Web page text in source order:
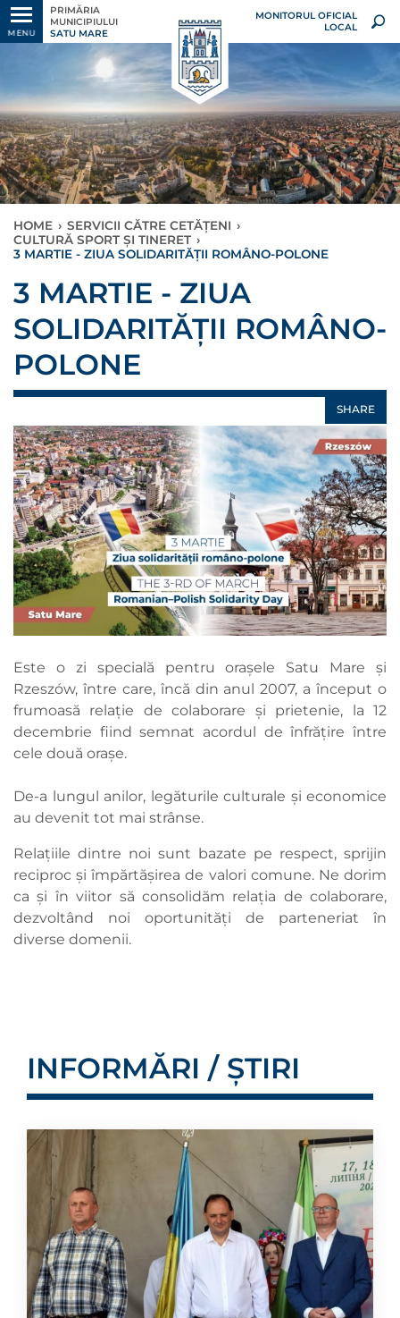
MENU
PRIMĂRIA
MUNICIPIULUI
SATU MARE
MONITORUL OFICIAL
LOCAL
HOME › SERVICII CĂTRE CETĂȚENI ›
CULTURĂ SPORT ȘI TINERET ›
3 MARTIE - ZIUA SOLIDARITĂȚII ROMÂNO-POLONE
3 MARTIE - ZIUA
SOLIDARITĂȚII ROMÂNO-
POLONE
SHARE
Este o zi specială pentru orașele Satu Mare și
Rzeszów, între care, încă din anul 2007, a început o
frumoasă relație de colaborare și prietenie, la 12
decembrie fiind semnat acordul de înfrățire între
cele două orașe.
De-a lungul anilor, legăturile culturale și economice
au devenit tot mai strânse.
Relațiile dintre noi sunt bazate pe respect, sprijin
reciproc și împărtășirea de valori comune. Ne dorim
ca și în viitor să consolidăm relația de colaborare,
dezvoltând noi oportunități de parteneriat în
diverse domenii.
INFORMĂRI / ȘTIRI